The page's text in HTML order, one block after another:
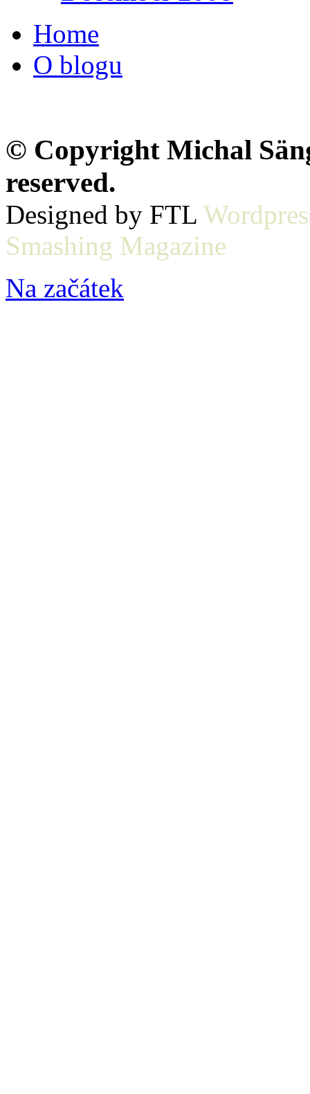
Home
O blogu
© Copyright Michal
reserved.
Designed by FTL
Smashing Magazine
Na začátek